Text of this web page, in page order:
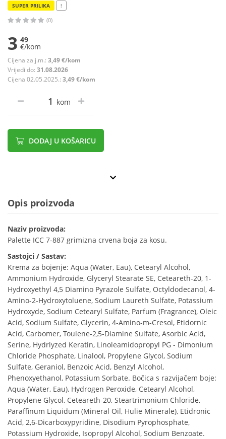
SUPER PRILIKA !
(0)
3 49
€/kom
Cijena za j.m.: 3,49 €/kom
Vrijedi do: 31.08.2026
Cijena 02.05.2025.: 3,49 €/kom
kom
DODAJ U KOŠARICU
Opis proizvoda
Naziv proizvoda:
Palette ICC 7-887 grimizna crvena boja za kosu.
Sastojci / Sastav:
Krema za bojenje: Aqua (Water, Eau), Cetearyl Alcohol,
Ammonium Hydroxide, Glyceryl Stearate SE, Ceteareth-20, 1-
Hydroxyethyl 4,5 Diamino Pyrazole Sulfate, Octyldodecanol, 4-
Amino-2-Hydroxytoluene, Sodium Laureth Sulfate, Potassium
Hydroxyde, Sodium Cetearyl Sulfate, Parfum (Fragrance), Oleic
Acid, Sodium Sulfate, Glycerin, 4-Amino-m-Cresol, Etidornic
Acid, Carbomer, Toulene-2,5-Diamine Sulfate, Asorbic Acid,
Serine, Hydrlyzed Keratin, Linoleamidopropyl PG - Dimonium
Chloride Phosphate, Linalool, Propylene Glycol, Sodium
Sulfate, Geraniol, Benzoic Acid, Benzyl Alcohol,
Phenoxyethanol, Potassium Sorbate. Bočica s razvijačem boje:
Aqua (Water, Eau), Hydrogen Peroxide, Cetearyl Alcohol,
Propylene Glycol, Ceteareth-20, Steartrimonium Chloride,
Paraffinum Liquidum (Mineral Oil, Hulie Minerale), Etidronic
Acid, 2,6-Dicarboxypyridine, Disodium Pyrophosphate,
Potassium Hydroxide, Isopropyl Alcohol, Sodium Benzoate.